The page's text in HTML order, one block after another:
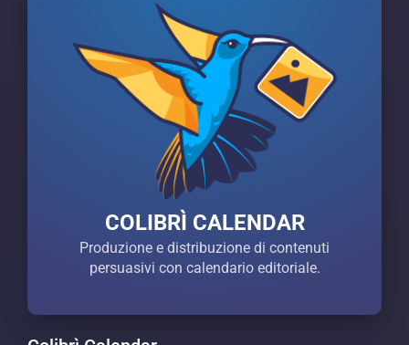
COLIBRÌ CALENDAR
Produzione e distribuzione di contenuti
persuasivi con calendario editoriale.